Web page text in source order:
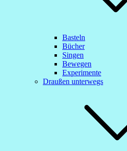
Basteln
Bücher
Singen
Bewegen
Experimente
Draußen unterwegs